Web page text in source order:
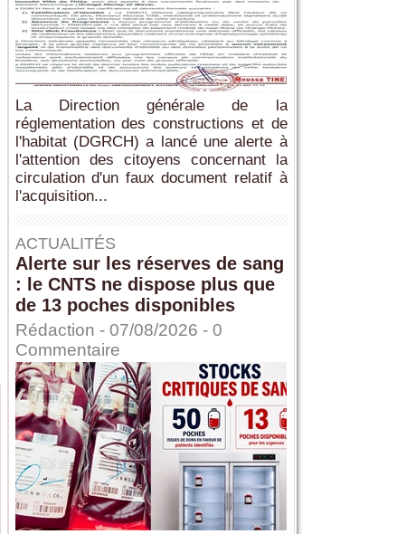
La Direction générale de la
réglementation des constructions et de
l'habitat (DGRCH) a lancé une alerte à
l'attention des citoyens concernant la
circulation d'un faux document relatif à
l'acquisition...
ACTUALITÉS
Alerte sur les réserves de sang
: le CNTS ne dispose plus que
de 13 poches disponibles
Rédaction - 07/08/2026 - 0
Commentaire